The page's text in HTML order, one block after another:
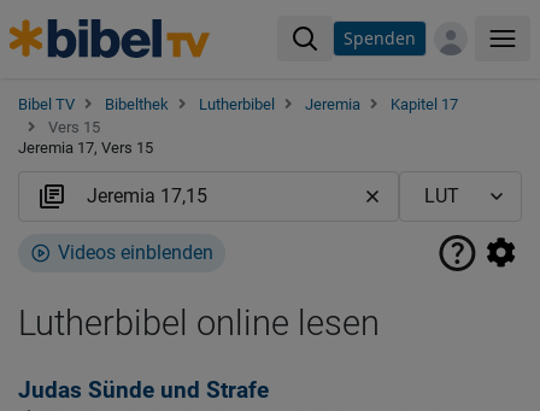
Spenden
Bibel TV Bibelthek Lutherbibel Jeremia
Kapitel 17
Vers 15
Jeremia 17, Vers 15
Videos einblenden
Lutherbibel online lesen
Judas Sünde und Strafe